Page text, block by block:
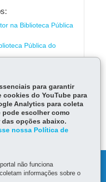
na Biblioteca Pública
Pública do
para garantir
do YouTube para
Analytics para coleta
escolher como
opções abaixo.
nossa Política de
não funciona
informações sobre o